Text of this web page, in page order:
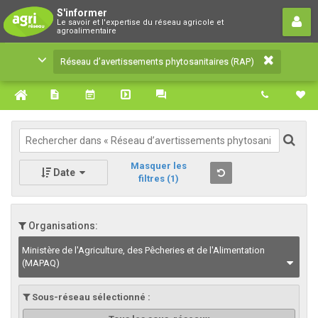
S'informer
Le savoir et l'expertise du réseau agricole et
agroalimentaire
Réseau d’avertissements
phytosanitaires (RAP)
Le savoir et l'expertise du réseau agricole et
agroalimentaire
Réseau d’avertissements phytosanitaires (RAP)
Date
Masquer les
filtres (1)
Organisations:
Ministère de l'Agriculture, des Pêcheries et de l'Alimentation
(MAPAQ)
Sous-réseau sélectionné :